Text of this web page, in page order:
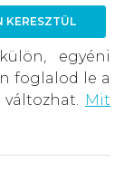
KERESZTÜL
egyéni
foglalod le a
Mit